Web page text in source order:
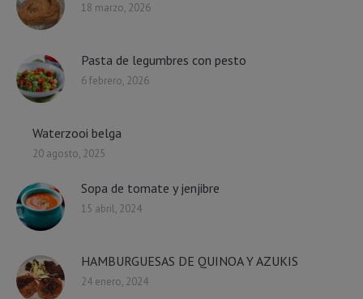
18 marzo, 2026
Pasta de legumbres con pesto
6 febrero, 2026
Waterzooi belga
20 agosto, 2025
Sopa de tomate y jenjibre
15 abril, 2024
HAMBURGUESAS DE QUINOA Y AZUKIS
24 enero, 2024